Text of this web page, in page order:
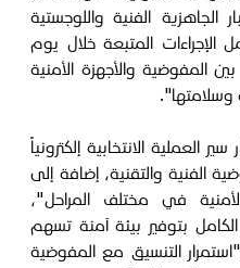
الفنية واللوجستية
الإجراءات المتبعة خلال يوم
المفوضية والأجهزة الأمنية
وسلامتها".
العملية الانتخابية إلكترونياً
الفنية والتقنية، إضافة إلى
في مختلف المراحل"،
بتوفير بيئة آمنة تسهم
التنسيق مع المفوضية